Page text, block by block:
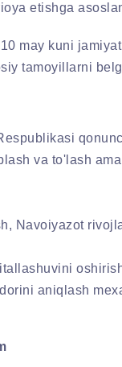
etishga
may kuni
tamoyillarni
va to'lash
Navoiyazot
aniqlash